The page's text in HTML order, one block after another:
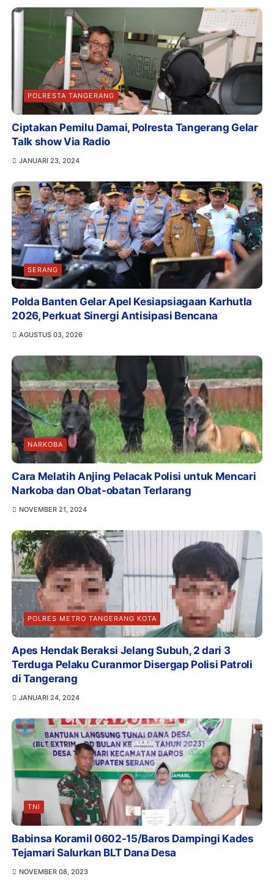
POLRESTA TANGERANG
Ciptakan Pemilu Damai, Polresta Tangerang Gelar
Talk show Via Radio
JANUARI 23, 2024
SERANG
Polda Banten Gelar Apel Kesiapsiagaan Karhutla
2026, Perkuat Sinergi Antisipasi Bencana
AGUSTUS 03, 2026
NARKOBA
Cara Melatih Anjing Pelacak Polisi untuk Mencari
Narkoba dan Obat-obatan Terlarang
NOVEMBER 21, 2024
POLRES METRO TANGERANG KOTA
Apes Hendak Beraksi Jelang Subuh, 2 dari 3
Terduga Pelaku Curanmor Disergap Polisi Patroli
di Tangerang
JANUARI 24, 2024
TNI
Babinsa Koramil 0602-15/Baros Dampingi Kades
Tejamari Salurkan BLT Dana Desa
NOVEMBER 08, 2023